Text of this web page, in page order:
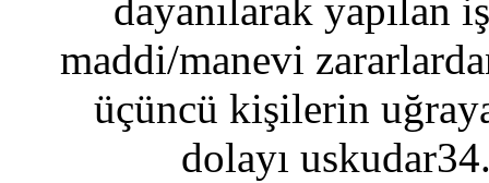
dayanılarak yapılan
maddi/manevi
üçüncü kişilerin
dolayı